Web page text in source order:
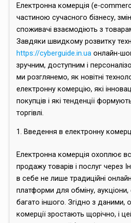
Електронна комерція (e-
частиною сучасного бізнесу,
споживачі взаємодіють з
Завдяки швидкому розвитку
https://cyberguide.in.ua онлайн-
зручним, доступним і
ми розглянемо, як новітні
електронну комерцію, які
покупців і які тенденції
торгівлі.
1. Введення в електронну
Електронна комерція охоплює
продажу товарів і послуг через
в себе не лише традиційні
платформи для обміну, аукціони,
багато іншого. Згідно з даними,
комерції зростають щорічно, і